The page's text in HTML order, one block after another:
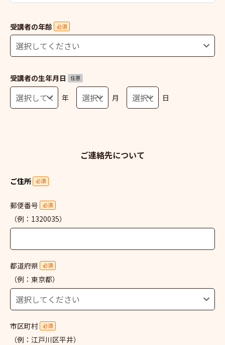
受講者の年齢 必須
受講者の生年月日 任意
年 月 日
ご連絡先について
ご住所 必須
郵便番号 必須
（例：1320035）
都道府県 必須
（例：東京都）
市区町村 必須
（例：江戸川区平井）